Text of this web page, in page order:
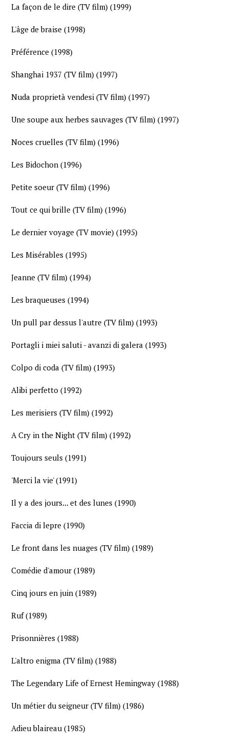
La façon de le dire (TV film) (1999)
L'âge de braise (1998)
Préférence (1998)
Shanghai 1937 (TV film) (1997)
Nuda proprietà vendesi (TV film) (1997)
Une soupe aux herbes sauvages (TV film) (1997)
Noces cruelles (TV film) (1996)
Les Bidochon (1996)
Petite soeur (TV film) (1996)
Tout ce qui brille (TV film) (1996)
Le dernier voyage (TV movie) (1995)
Les Misérables (1995)
Jeanne (TV film) (1994)
Les braqueuses (1994)
Un pull par dessus l'autre (TV film) (1993)
Portagli i miei saluti - avanzi di galera (1993)
Colpo di coda (TV film) (1993)
Alibi perfetto (1992)
Les merisiers (TV film) (1992)
A Cry in the Night (TV film) (1992)
Toujours seuls (1991)
'Merci la vie' (1991)
Il y a des jours... et des lunes (1990)
Faccia di lepre (1990)
Le front dans les nuages (TV film) (1989)
Comédie d'amour (1989)
Cinq jours en juin (1989)
Ruf (1989)
Prisonnières (1988)
L'altro enigma (TV film) (1988)
The Legendary Life of Ernest Hemingway (1988)
Un métier du seigneur (TV film) (1986)
Adieu blaireau (1985)